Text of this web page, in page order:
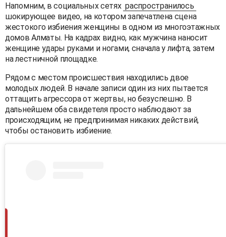
Напомним, в социальных сетях распространилось
шокирующее видео, на котором запечатлена сцена
жестокого избиения женщины в одном из многоэтажных
домов Алматы. На кадрах видно, как мужчина наносит
женщине удары руками и ногами, сначала у лифта, затем
на лестничной площадке.
Рядом с местом происшествия находились двое
молодых людей. В начале записи один из них пытается
оттащить агрессора от жертвы, но безуспешно. В
дальнейшем оба свидетеля просто наблюдают за
происходящим, не предпринимая никаких действий,
чтобы остановить избиение.